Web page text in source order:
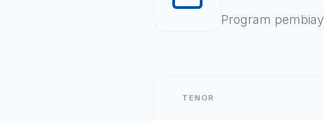
Program
TENOR